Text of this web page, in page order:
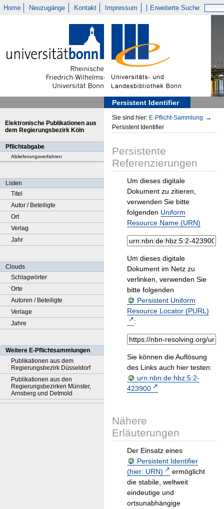
Home Neuzugänge Kontakt Impressum Erweiterte Suche
Persistent Identifier
Elektronische Publikationen aus
dem Regierungsbezirk Köln
Pflichtabgabe
Ablieferungsverfahren
Listen
Titel
Autor / Beteiligte
Ort
Verlag
Jahr
Clouds
Schlagwörter
Orte
Autoren / Beteiligte
Verlage
Jahre
Weitere E-Pflichtsammlungen
Publikationen aus dem
Regierungsbezirk Düsseldorf
Publikationen aus den
Regierungsbezirken Münster,
Arnsberg und Detmold
Sie sind hier: E-Pflicht-Sammlung →
Persistent Identifier
Persistente
Referenzierungen
Um dieses digitale
Dokument zu zitieren,
verwenden Sie bitte
folgenden Uniform
Resource Name (URN)
Um dieses digitale
Dokument im Netz zu
verlinken, verwenden Sie
bitte folgenden
Persistent Uniform
Resource Locator (PURL)
:
Sie können die Auflösung
des Links auch hier testen:
urn:nbn:de:hbz:5:2-
423900
Nähere
Erläuterungen
Der Einsatz eines
Persistent Identifier
(hier: URN)
ermöglicht
die stabile, weltweit
eindeutige und
ortsunabhängige